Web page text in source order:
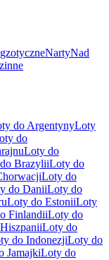
NartyNad
do ArgentynyLoty
do
Loty do
BrazyliiLoty do
Loty do
do DaniiLoty do
Loty do EstoniiLoty
FinlandiiLoty do
Loty do
do IndonezjiLoty do
JamajkiLoty do